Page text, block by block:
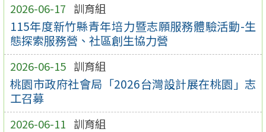
2026-06-17 訓育組
115年度新竹縣青年培力暨志願服務體驗活動-生
態探索服務營、社區創生協力營
2026-06-15 訓育組
桃園市政府社會局「2026台灣設計展在桃園」志
工召募
2026-06-11 訓育組